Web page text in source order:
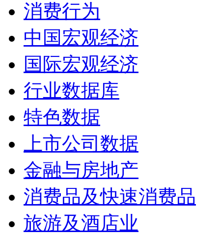
消费行为
中国宏观经济
国际宏观经济
行业数据库
特色数据
上市公司数据
金融与房地产
消费品及快速消费品
旅游及酒店业